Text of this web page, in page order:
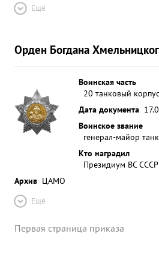
Ещё
Орден Богдана
Воинская часть
20 танковый корпус
Дата документа
Воинское звание
генерал-майор
Кто наградил
Президиум ВС СССР
Архив ЦАМО
Ещё
Первая страница приказа